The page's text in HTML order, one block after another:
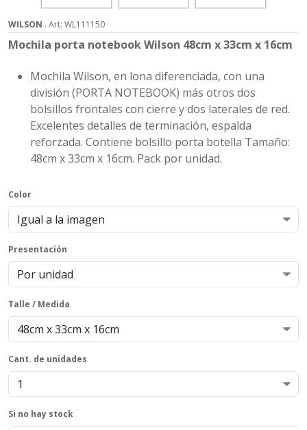
WILSON . Art: WL111150
Mochila porta notebook Wilson 48cm x 33cm x 16cm
Mochila Wilson, en lona diferenciada, con una
división (PORTA NOTEBOOK) más otros dos
bolsillos frontales con cierre y dos laterales de red.
Excelentes detalles de terminación, espalda
reforzada. Contiene bolsillo porta botella Tamaño:
48cm x 33cm x 16cm. Pack por unidad.
Color
Presentación
Talle / Medida
Cant. de unidades
Si no hay stock